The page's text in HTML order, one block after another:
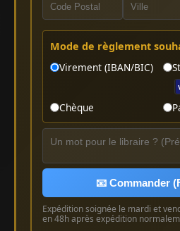
Mode de règlement
Virement (IBAN/BIC)
Chèque
📧 Commander
Expédition soignée le mardi et
en 48h après expédition